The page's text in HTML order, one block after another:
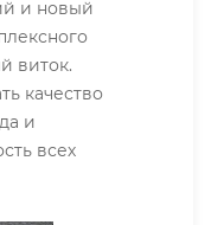
и новый
виток.
качество
и
всех